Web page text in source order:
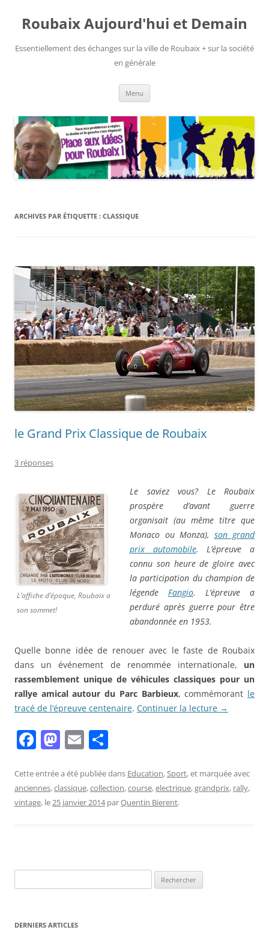
contenu
Roubaix Aujourd'hui et Demain
Essentiellement des échanges sur la ville de Roubaix + sur la société
en générale
Menu
ARCHIVES PAR ÉTIQUETTE : CLASSIQUE
le Grand Prix Classique de Roubaix
3 réponses
L’affiche d’époque, Roubaix a
son sommet!
Le saviez vous? Le Roubaix
prospère d’avant guerre
organisait (au même titre que
Monaco ou Monza), son grand
prix automobile. L’épreuve a
connu son heure de gloire avec
la participation du champion de
légende Fangio. L’épreuve a
perduré après guerre pour être
abandonnée en 1953.
Quelle bonne idée de renouer avec le faste de Roubaix
dans un événement de renommée internationale, un
rassemblement unique de véhicules classiques pour un
rallye amical autour du Parc Barbieux, commémorant le
tracé de l’épreuve centenaire. Continuer la lecture →
F
c
e
k
M
st
o
E
ai
l
ta
g
Cette entrée a été publiée dans Education,Sport, et marquée avec
anciennes,classique,collection,course,electrique,grandprix, rally,
vintage, le25 janvier 2014 parQuentin Bierent.
DERNIERS ARTICLES